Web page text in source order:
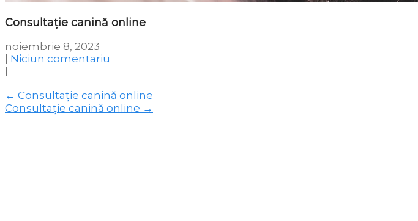
Consultaţie canină online
noiembrie 8, 2023
| Niciun comentariu
|
Post
navigation
← Consultaţie canină online
Consultaţie canină online →